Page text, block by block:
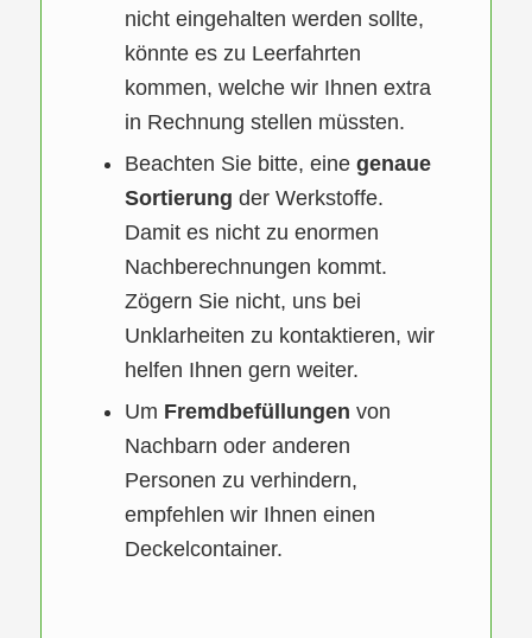
nicht eingehalten werden sollte,
könnte es zu Leerfahrten
kommen, welche wir Ihnen extra
in Rechnung stellen müssten.
Beachten Sie bitte, eine genaue
Sortierung der Werkstoffe.
Damit es nicht zu enormen
Nachberechnungen kommt.
Zögern Sie nicht, uns bei
Unklarheiten zu kontaktieren, wir
helfen Ihnen gern weiter.
Um Fremdbefüllungen von
Nachbarn oder anderen
Personen zu verhindern,
empfehlen wir Ihnen einen
Deckelcontainer.